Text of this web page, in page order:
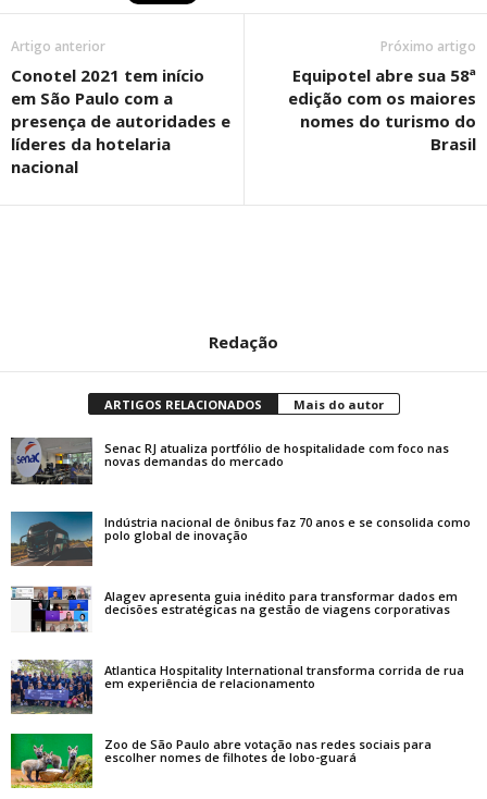
Artigo anterior
Conotel 2021 tem início
em São Paulo com a
presença de autoridades e
líderes da hotelaria
nacional
Próximo artigo
Equipotel abre sua 58ª
edição com os maiores
nomes do turismo do
Brasil
Redação
ARTIGOS RELACIONADOS Mais do autor
Senac RJ atualiza portfólio de hospitalidade com foco nas
novas demandas do mercado
Indústria nacional de ônibus faz 70 anos e se consolida como
polo global de inovação
Alagev apresenta guia inédito para transformar dados em
decisões estratégicas na gestão de viagens corporativas
Atlantica Hospitality International transforma corrida de rua
em experiência de relacionamento
Zoo de São Paulo abre votação nas redes sociais para
escolher nomes de filhotes de lobo-guará